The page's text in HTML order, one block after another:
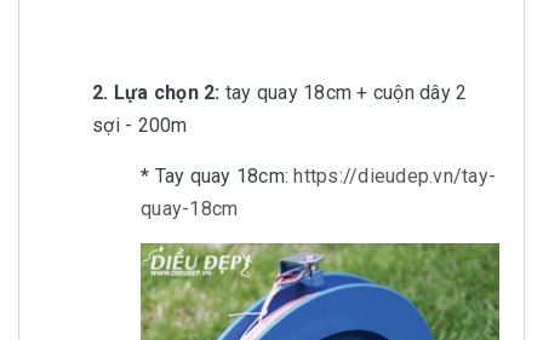
2. Lựa chọn 2: tay quay 18cm + cuộn dây 2
sợi - 200m
* Tay quay 18cm:https://dieudep.vn/tay-
quay-18cm